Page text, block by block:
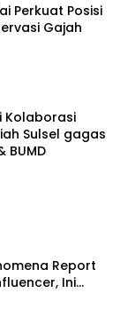
Perkuat Posisi
Gajah
Kolaborasi
Sulsel gagas
BUMD
Report
Ini
Perlu Diketahui